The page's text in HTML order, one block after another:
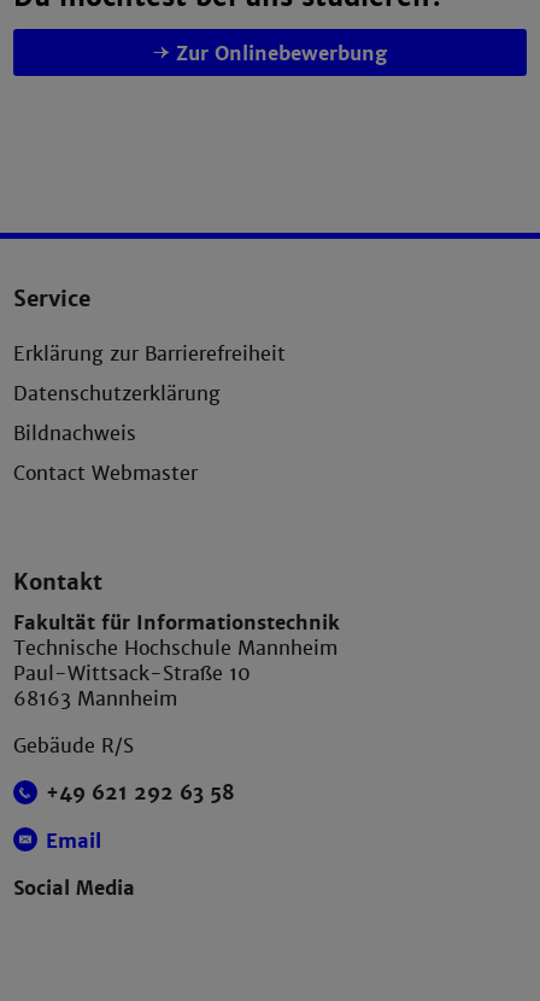
Zur Onlinebewerbung
Service
Erklärung zur Barrierefreiheit
Datenschutzerklärung
Bildnachweis
Contact Webmaster
Kontakt
Fakultät für Informationstechnik
Technische Hochschule Mannheim
Paul-Wittsack-Straße 10
68163 Mannheim
Gebäude R/S
+49 621 292 63 58
Email
Social Media